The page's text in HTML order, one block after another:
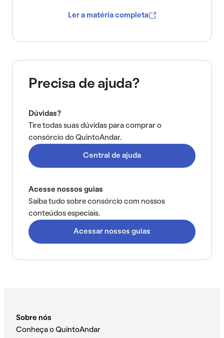
Ler a matéria completa
Precisa de ajuda?
Dúvidas?
Tire todas suas dúvidas para comprar o
consórcio do QuintoAndar.
Central de ajuda
Acesse nossos guias
Saiba tudo sobre consórcio com nossos
conteúdos especiais.
Acessar nossos guias
Sobre nós
Conheça o QuintoAndar